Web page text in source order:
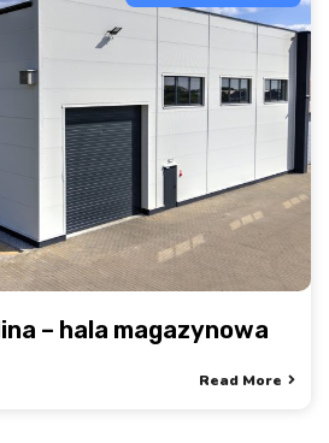
– hala magazynowa
Read More